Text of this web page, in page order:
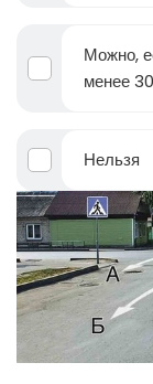
Можно,
менее
Нельзя